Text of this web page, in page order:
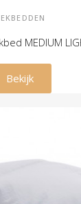
MEDIUM
€ 189,00
Bekijk